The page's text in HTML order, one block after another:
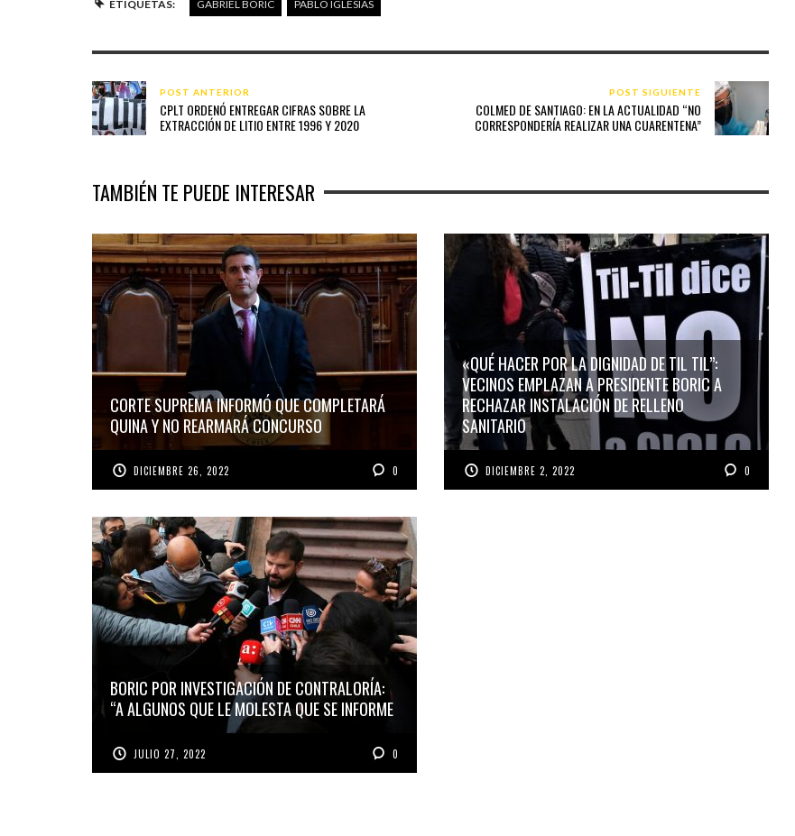
ETIQUETAS: GABRIEL BORIC PABLO IGLESIAS
POST ANTERIOR
CPLT ORDENÓ ENTREGAR CIFRAS SOBRE LA
EXTRACCIÓN DE LITIO ENTRE 1996 Y 2020
POST SIGUIENTE
COLMED DE SANTIAGO: EN LA ACTUALIDAD “NO
CORRESPONDERÍA REALIZAR UNA CUARENTENA”
TAMBIÉN TE PUEDE INTERESAR
CORTE SUPREMA INFORMÓ QUE COMPLETARÁ
QUINA Y NO REARMARÁ CONCURSO
DICIEMBRE 26, 2022 0
«QUÉ HACER POR LA DIGNIDAD DE TIL TIL”:
VECINOS EMPLAZAN A PRESIDENTE BORIC A
RECHAZAR INSTALACIÓN DE RELLENO
SANITARIO
DICIEMBRE 2, 2022 0
BORIC POR INVESTIGACIÓN DE CONTRALORÍA:
“A ALGUNOS QUE LE MOLESTA QUE SE INFORME
JULIO 27, 2022 0